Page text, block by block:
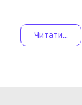
Читати...